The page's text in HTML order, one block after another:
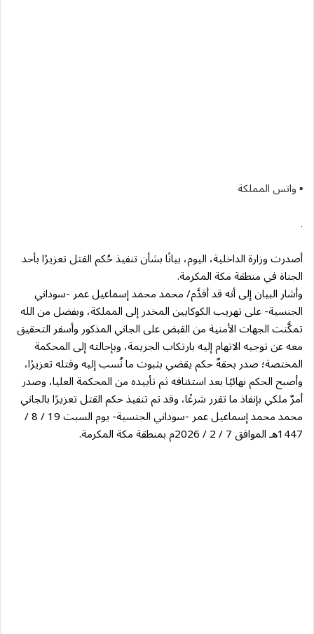
▪︎ واتس المملكة
.
أصدرت وزارة الداخلية، اليوم، بيانًا بشأن تنفيذ حُكم القتل تعزيرًا بأحد
الجناة في منطقة مكة المكرمة.
وأشار البيان إلى أنه قد أقدَّم/ محمد محمد إسماعيل عمر -سوداني
الجنسية- على تهريب الكوكايين المخدر إلى المملكة، وبفضل من الله
تمكَّنت الجهات الأمنية من القبض على الجاني المذكور وأسفر التحقيق
معه عن توجيه الاتهام إليه بارتكاب الجريمة، وبإحالته إلى المحكمة
المختصة؛ صدر بحقهٌ حكم يقضي بثبوت ما نُسب إليه وقتله تعزيرًا،
وأصبح الحكم نهائيًا بعد استئنافه ثم تأييده من المحكمة العليا، وصدر
أمرٌ ملكي بإنفاذ ما تقرر شرعًا، وقد تم تنفيذ حكم القتل تعزيرًا بالجاني
محمد محمد إسماعيل عمر -سوداني الجنسية- يوم السبت 19 / 8 /
1447هـ الموافق 7 / 2 / 2026م بمنطقة مكة المكرمة.